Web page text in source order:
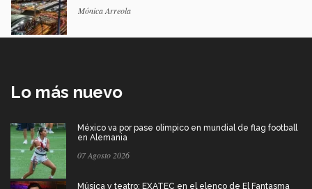
Mónica Arreola
Lo más nuevo
México va por pase olímpico en mundial de flag football
en Alemania
07 Agosto 2026
Música y teatro: EXATEC en el elenco de El Fantasma